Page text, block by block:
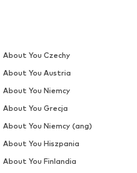
About You Czechy
About You Austria
About You Niemcy
About You Grecja
About You Niemcy (ang)
About You Hiszpania
About You Finlandia